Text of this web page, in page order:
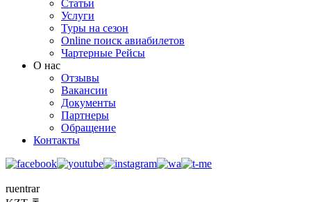
Статьи
Услуги
Туры на сезон
Online поиск авиабилетов
Чартерные Рейсы
О нас
Отзывы
Вакансии
Документы
Партнеры
Обращение
Контакты
ruentrar